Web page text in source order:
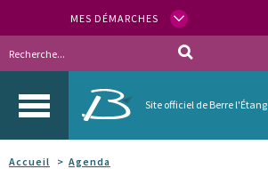
MES DÉMARCHES
Site officiel de Berre l'Étang
Accueil Agenda